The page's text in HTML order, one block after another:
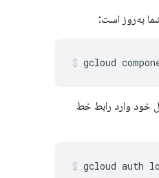
به‌روز است:
خود وارد رابط خط